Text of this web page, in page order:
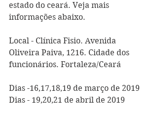
estado do ceará. Veja mais
informações abaixo.
Local - Clínica Fisio. Avenida
Oliveira Paiva, 1216. Cidade dos
funcionários. Fortaleza/Ceará
Dias -16,17,18,19 de março de 2019
Dias - 19,20,21 de abril de 2019